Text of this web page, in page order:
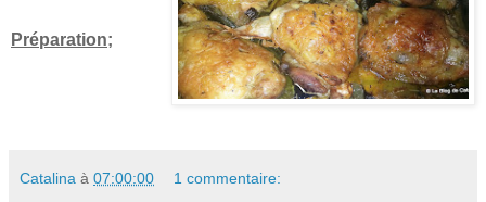
Préparation;
Catalina à 07:00:00 1 commentaire: